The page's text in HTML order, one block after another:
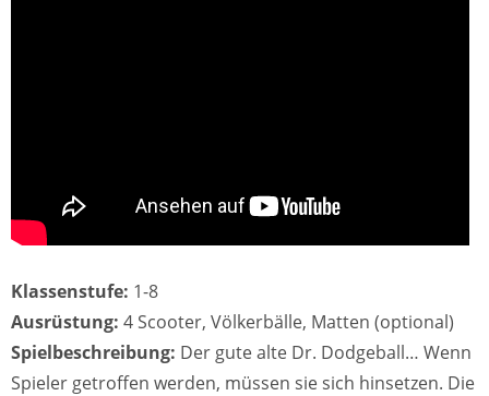
Klassenstufe: 1-8
Ausrüstung: 4 Scooter, Völkerbälle, Matten (optional)
Spielbeschreibung: Der gute alte Dr. Dodgeball… Wenn
Spieler getroffen werden, müssen sie sich hinsetzen. Die